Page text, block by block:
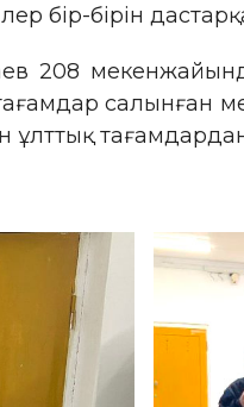
бір-бірін
208
салынған